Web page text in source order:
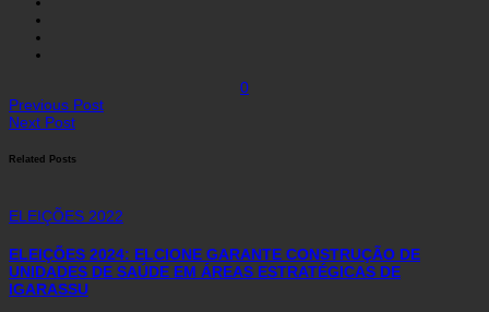
0
Previous Post
Next Post
Related Posts
ELEIÇÕES 2022
ELEIÇÕES 2024: ELCIONE GARANTE CONSTRUÇÃO DE
UNIDADES DE SAÚDE EM ÁREAS ESTRATÉGICAS DE
IGARASSU